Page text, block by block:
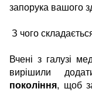
запорука вашого
З чого
Вчені з галузі
вирішили
покоління, щоб